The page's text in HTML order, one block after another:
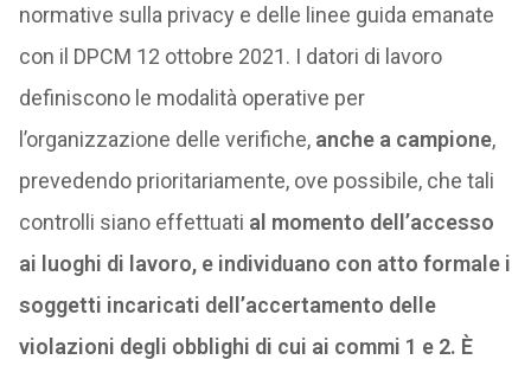
normative sulla privacy e delle linee guida emanate
con il DPCM 12 ottobre 2021. I datori di lavoro
definiscono le modalità operative per
l’organizzazione delle verifiche, anche a campione,
prevedendo prioritariamente, ove possibile, che tali
controlli siano effettuati al momento dell’accesso
ai luoghi di lavoro, e individuano con atto formale i
soggetti incaricati dell’accertamento delle
violazioni degli obblighi di cui ai commi 1 e 2. È